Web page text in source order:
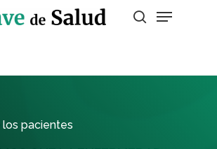
enter para buscar o ESC para
pacientes